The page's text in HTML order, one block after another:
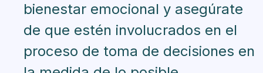
bienestar emocional y asegúrate
de que estén involucrados en el
proceso de toma de decisiones en